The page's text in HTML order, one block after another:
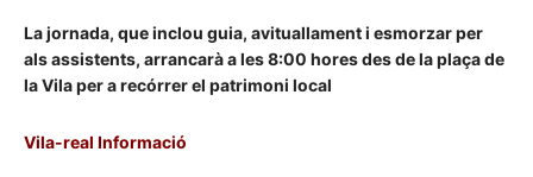
La jornada, que inclou guia, avituallament i esmorzar per
als assistents, arrancarà a les 8:00 hores des de la plaça de
la Vila per a recórrer el patrimoni local
Vila-real Informació